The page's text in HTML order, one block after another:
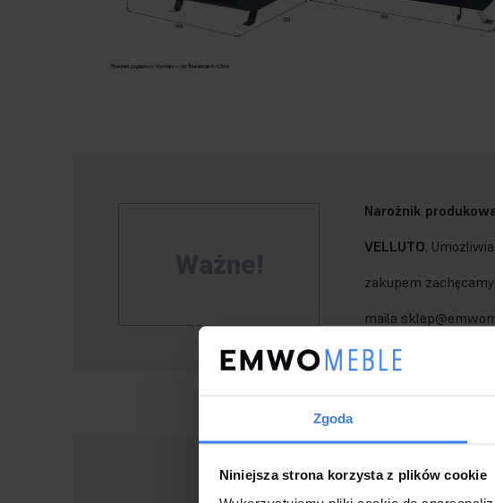
Zgoda
Niniejsza strona korzysta z plików cookie
Narożnik
VELLUTO.
zakupem
maila